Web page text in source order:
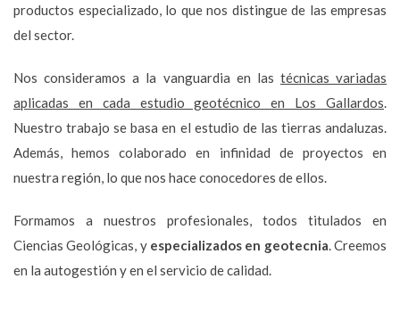
productos especializado, lo que nos distingue de las empresas
del sector.
Nos consideramos a la vanguardia en las técnicas variadas
aplicadas en cada estudio geotécnico en Los Gallardos.
Nuestro trabajo se basa en el estudio de las tierras andaluzas.
Además, hemos colaborado en infinidad de proyectos en
nuestra región, lo que nos hace conocedores de ellos.
Formamos a nuestros profesionales, todos titulados en
Ciencias Geológicas, y especializados en geotecnia. Creemos
en la autogestión y en el servicio de calidad.